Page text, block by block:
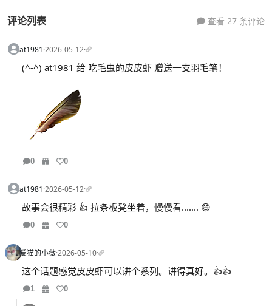
评论列表 查看 27 条评论
at1981·2026-05-12·
(^-^) at1981 给 吃毛虫的皮皮虾 赠送一支羽毛笔！
0 0
at1981·2026-05-12·
故事会很精彩 👍 拉条板凳坐着，慢慢看....... 😄
0 0
爱猫的小薇·2026-05-10·
这个话题感觉皮皮虾可以讲个系列。讲得真好。👍👍
1 0